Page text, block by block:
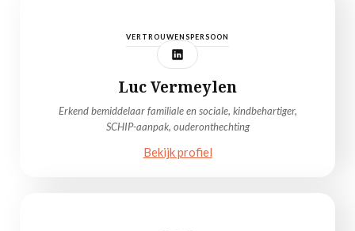
VERTROUWENSPERSOON
Luc Vermeylen
Erkend bemiddelaar familiale en sociale, kindbehartiger,
SCHIP-aanpak, ouderonthechting
Bekijk profiel